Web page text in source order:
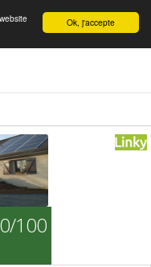
English Ok, j'accepte
100